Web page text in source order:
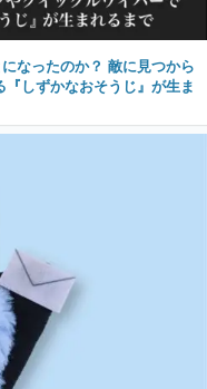
なったのか？ 敵に見つから
しずかなおそうじ』が生ま